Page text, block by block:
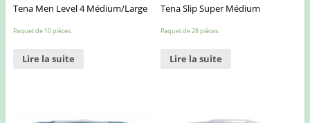
Tena Men Level 4 Médium/Large
Paquet de 10 pièces.
Lire la suite
Tena Slip Super Médium
Paquet de 28 pièces.
Lire la suite